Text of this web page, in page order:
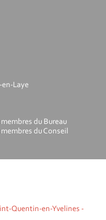
en-Laye
du Bureau
du Conseil
Quentin-en-Yvelines -